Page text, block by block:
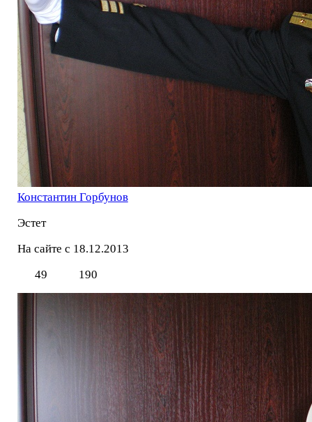
Константин Горбунов
Эстет
На сайте с 18.12.2013
49
190